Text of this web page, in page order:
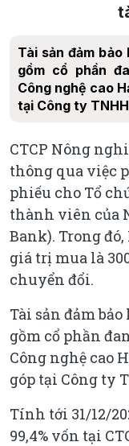
Tài sản đảm
gồm cổ phần
Công nghệ cao
tại Công ty
CTCP Nông
thông qua việc
phiếu cho Tổ
thành viên của
Bank). Trong
giá trị mua là
chuyển đổi.
Tài sản đảm
gồm cổ phần
Công nghệ cao
góp tại Công ty
Tính tới 31/12/
99,4% vốn tại